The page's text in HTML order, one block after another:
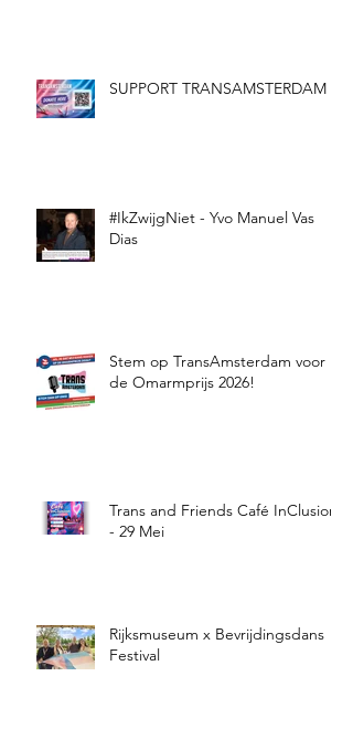
SUPPORT TRANSAMSTERDAM
#IkZwijgNiet - Yvo Manuel Vas
Dias
Stem op TransAmsterdam voor
de Omarmprijs 2026!
Trans and Friends Café InClusion
- 29 Mei
Rijksmuseum x Bevrijdingsdans
Festival